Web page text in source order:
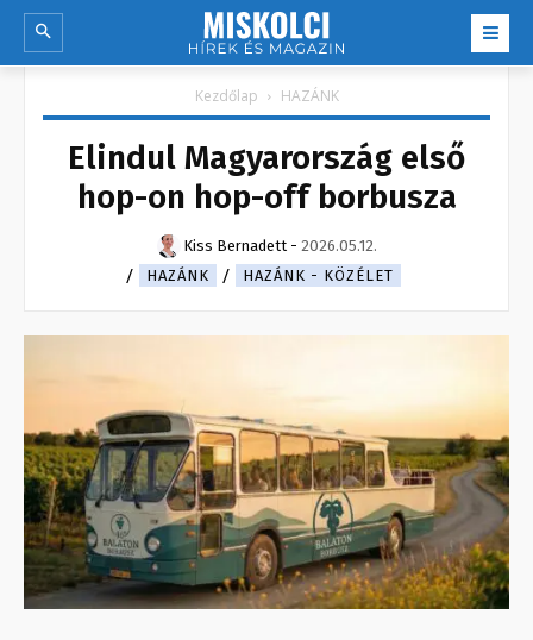
Kezdőlap HAZÁNK
Elindul Magyarország első
hop-on hop-off borbusza
Kiss Bernadett - 2026.05.12.
HAZÁNK
HAZÁNK - KÖZÉLET